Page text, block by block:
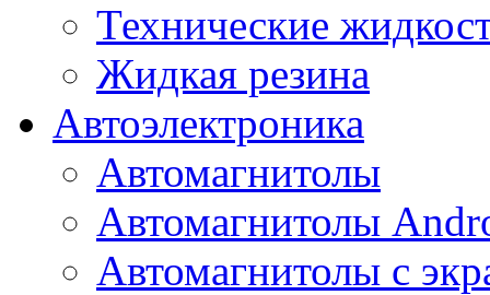
Технические
Жидкая резина
Автоэлектроника
Автомагнитолы
Автомагнитолы
Автомагнитолы с